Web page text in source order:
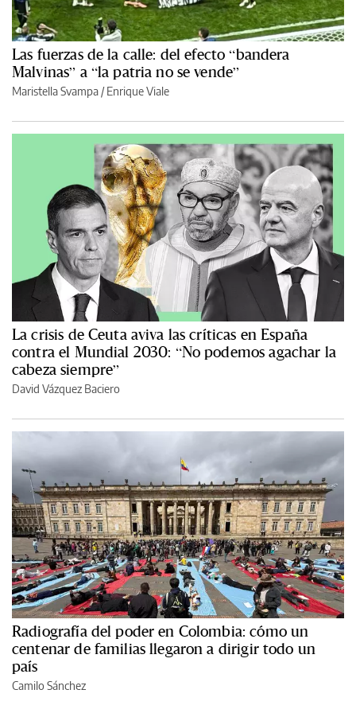
Las fuerzas de la calle: del efecto “bandera
Malvinas” a “la patria no se vende”
Maristella Svampa /Enrique Viale
La crisis de Ceuta aviva las críticas en España
contra el Mundial 2030: “No podemos agachar la
cabeza siempre”
David Vázquez Baciero
Radiografía del poder en Colombia: cómo un
centenar de familias llegaron a dirigir todo un
país
Camilo Sánchez